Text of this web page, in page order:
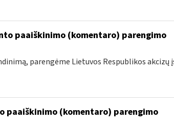
paaiškinimo (komentaro) parengimo
parengėme Lietuvos Respublikos akcizų
paaiškinimo (komentaro) parengimo